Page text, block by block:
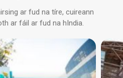
ar fud na tíre, cuireann
ar fáil ar fud na hIndia.